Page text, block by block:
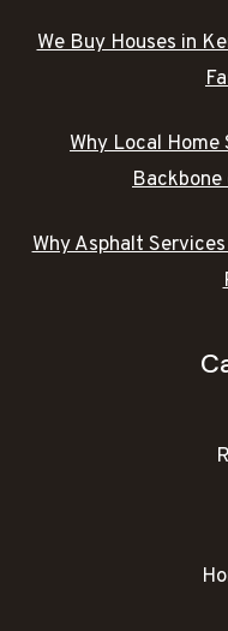
We Buy Houses in
Why Local
Backbone
Why Asphalt